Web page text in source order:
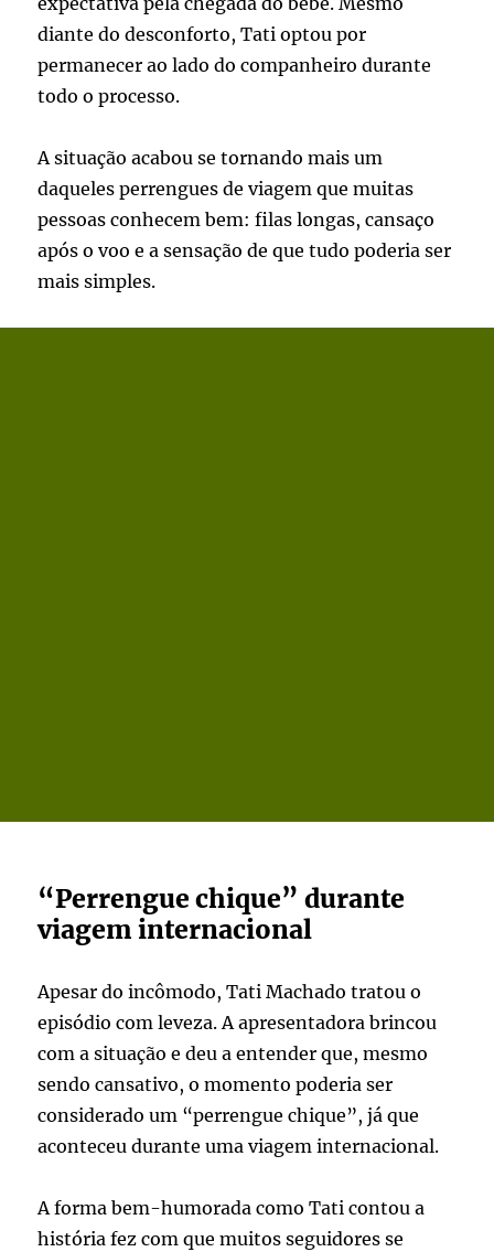
diante do desconforto, Tati optou por
permanecer ao lado do companheiro durante
todo o processo.
A situação acabou se tornando mais um
daqueles perrengues de viagem que muitas
pessoas conhecem bem: filas longas, cansaço
após o voo e a sensação de que tudo poderia ser
mais simples.
“Perrengue chique” durante
viagem internacional
Apesar do incômodo, Tati Machado tratou o
episódio com leveza. A apresentadora brincou
com a situação e deu a entender que, mesmo
sendo cansativo, o momento poderia ser
considerado um “perrengue chique”, já que
aconteceu durante uma viagem internacional.
A forma bem-humorada como Tati contou a
história fez com que muitos seguidores se